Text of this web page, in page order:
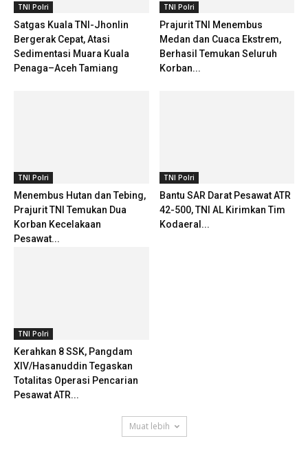
TNI Polri
Satgas Kuala TNI-Jhonlin
Bergerak Cepat, Atasi
Sedimentasi Muara Kuala
Penaga–Aceh Tamiang
TNI Polri
Prajurit TNI Menembus
Medan dan Cuaca Ekstrem,
Berhasil Temukan Seluruh
Korban...
TNI Polri
Menembus Hutan dan Tebing,
Prajurit TNI Temukan Dua
Korban Kecelakaan
Pesawat...
TNI Polri
Bantu SAR Darat Pesawat ATR
42-500, TNI AL Kirimkan Tim
Kodaeral...
TNI Polri
Kerahkan 8 SSK, Pangdam
XIV/Hasanuddin Tegaskan
Totalitas Operasi Pencarian
Pesawat ATR...
Muat lebih